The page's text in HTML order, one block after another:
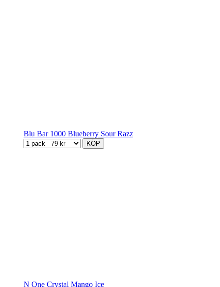
Blu Bar 1000 Blueberry Sour Razz
KÖP
N One Crystal Mango Ice